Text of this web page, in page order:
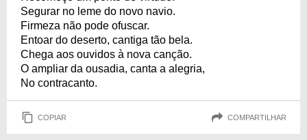
Segurar no leme do novo navio.
Firmeza não pode ofuscar.
Entoar do deserto, cantiga tão bela.
Chega aos ouvidos à nova canção.
O ampliar da ousadia, canta a alegria,
No contracanto.
COPIAR COMPARTILHAR